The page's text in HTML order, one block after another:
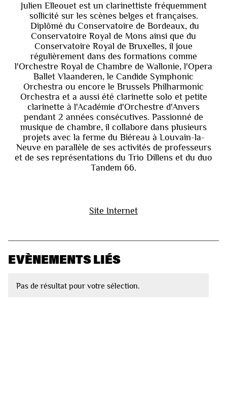
Julien Elleouet est un clarinettiste fréquemment
sollicité sur les scènes belges et françaises.
Diplômé du Conservatoire de Bordeaux, du
Conservatoire Royal de Mons ainsi que du
Conservatoire Royal de Bruxelles, il joue
régulièrement dans des formations comme
l'Orchestre Royal de Chambre de Wallonie, l'Opera
Ballet Vlaanderen, le Candide Symphonic
Orchestra ou encore le Brussels Philharmonic
Orchestra et a aussi été clarinette solo et petite
clarinette à l'Académie d'Orchestre d'Anvers
pendant 2 années consécutives. Passionné de
musique de chambre, il collabore dans plusieurs
projets avec la ferme du Biéreau à Louvain-la-
Neuve en parallèle de ses activités de professeurs
et de ses représentations du Trio Dillens et du duo
Tandem 66.
Site Internet
EVÈNEMENTS LIÉS
Pas de résultat pour votre sélection.